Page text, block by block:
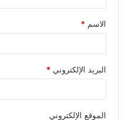
الاسم *
البريد الإلكتروني *
الموقع الإلكتروني